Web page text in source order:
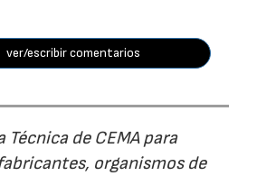
ver/escribir comentarios
Técnica de CEMA para
organismos de